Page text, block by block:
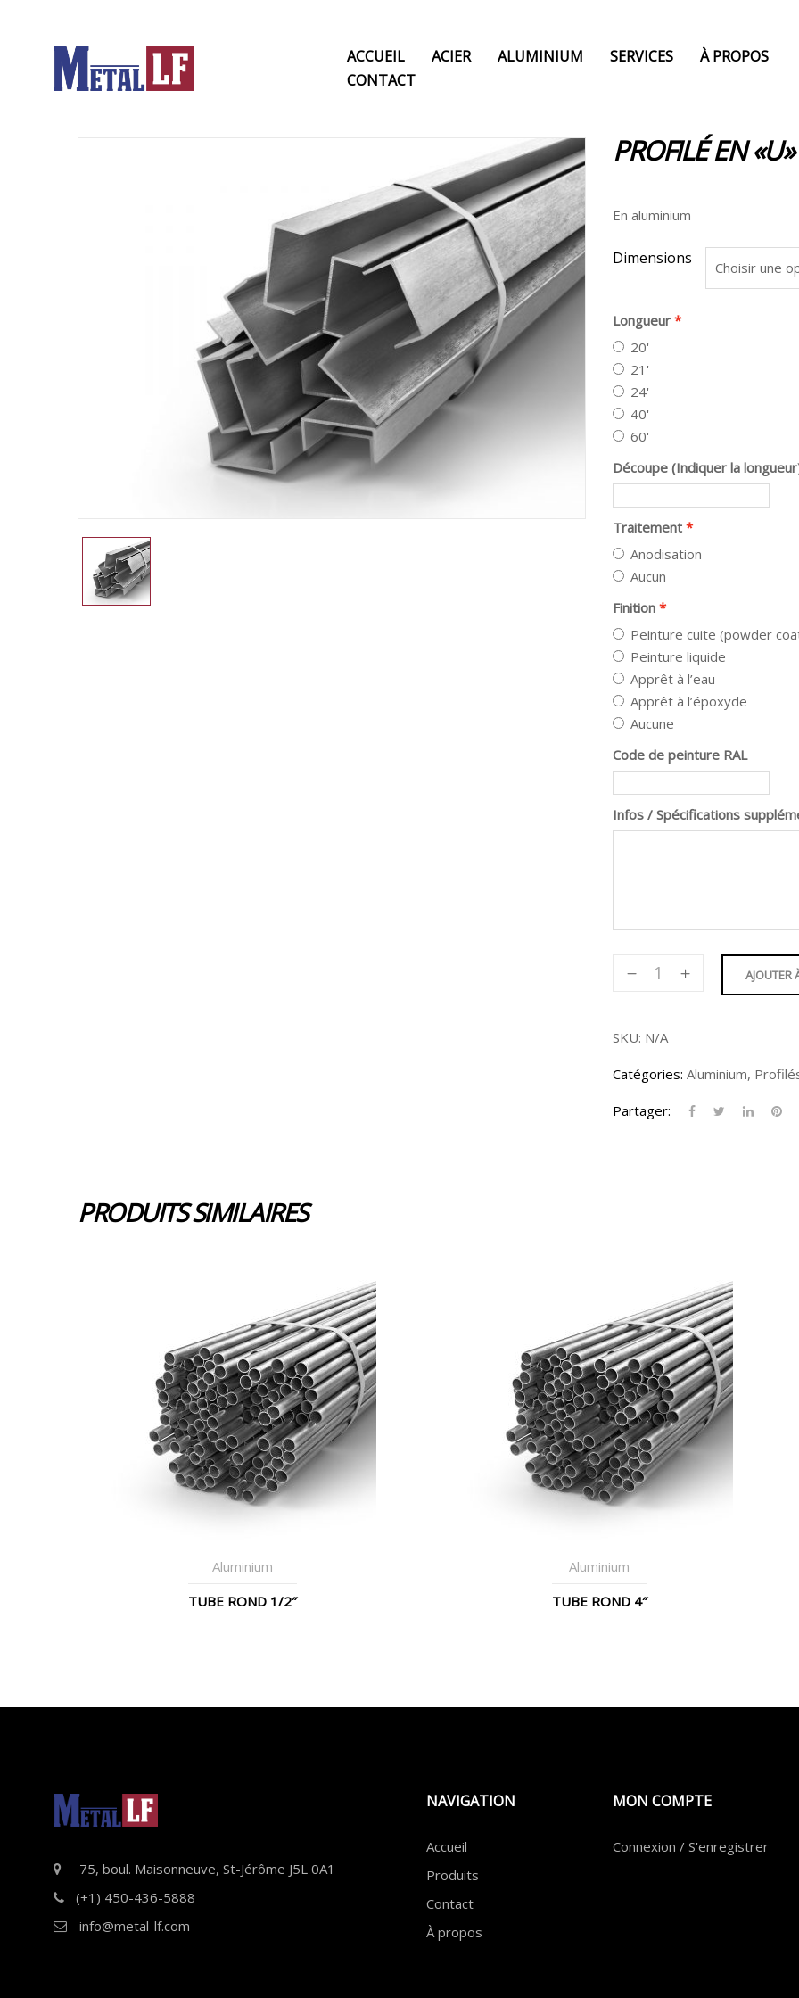
ACCUEIL ACIER ALUMINIUM SERVICES
À PROPOS
CONTACT
PROFILÉ EN
En aluminium
Dimensions
Longueur
20'
21'
24'
40'
60'
Découpe (Indiquer la
Traitement
Anodisation
Aucun
Finition
Peinture cuite (powder
Peinture liquide
Apprêt à l’eau
Apprêt à l’époxyde
Aucune
Code de peinture RAL
Infos / Spécifications
quantité
en
-
1/2
AJOUTER
SKU: N/A
Catégories: Aluminium,
Partager:
PRODUITS SIMILAIRES
Aluminium
TUBE ROND 1/2″
Aluminium
TUBE ROND 4″
75, boul. Maisonneuve, St-Jérôme J5L 0A1
(+1) 450-436-5888
info@metal-lf.com
NAVIGATION
Accueil
Produits
Contact
À propos
MON COMPTE
Connexion / S'enregistrer